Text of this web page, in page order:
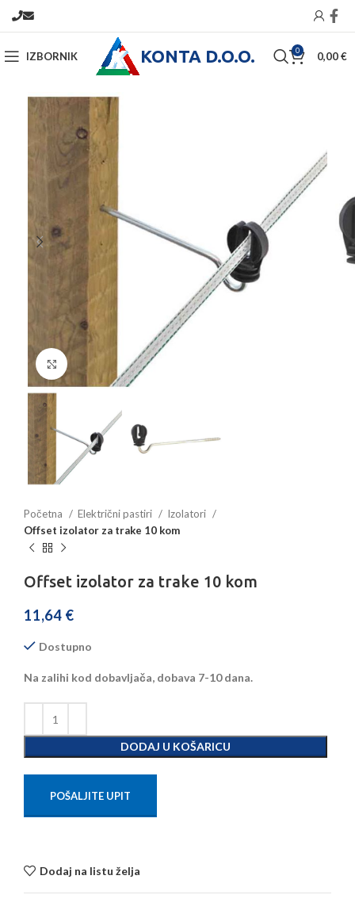
IZBORNIK KONTA D.O.O. 0 0,00€
Povećajte sliku
Početna Električni pastiri
Izolatori
Offset izolator za trake 10 kom
Offset izolator za trake 10 kom
11,64 €
Dostupno
Na zalihi kod dobavljača, dobava 7-10 dana.
DODAJ U KOŠARICU
POŠALJITE UPIT
Dodaj na listu želja